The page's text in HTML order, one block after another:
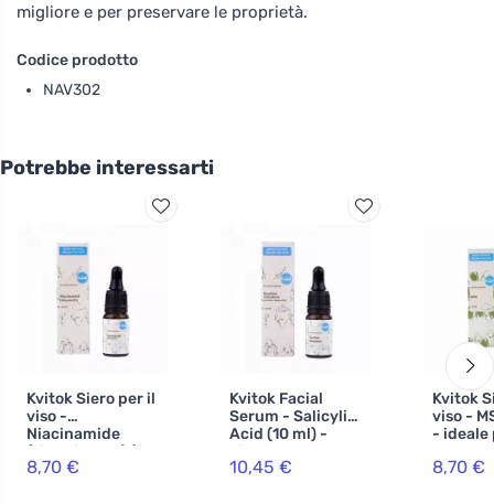
migliore e per preservare le proprietà.
Codice prodotto
NAV302
Potrebbe interessarti
Kvitok Siero per il
viso -
Niacinamide
(vitamina B3) (10
ml) - per pelli
8,70 €
Kvitok Facial
Serum - Salicylic
Acid (10 ml) -
aiuta la pelle
problematica
10,45 €
Kvitok
viso -
- ideale
atopica
8,70 €